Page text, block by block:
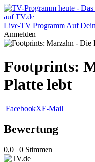
Live-TV Programm Auf
Anmelden
Footprints:
Platte lebt
FacebookXE-Mail
Bewertung
0,0 0 Stimmen